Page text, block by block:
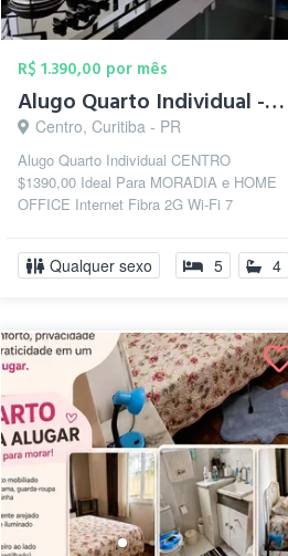
R$ 1.390,00 por mês
Alugo Quarto Individual - Centro - em Ár...
Centro, Curitiba - PR
Alugo Quarto Individual CENTRO
$1390,00 Ideal Para MORADIA e HOME
OFFICE Internet Fibra 2G Wi-Fi 7
os Recintos S...
Qualquer sexo 5 4